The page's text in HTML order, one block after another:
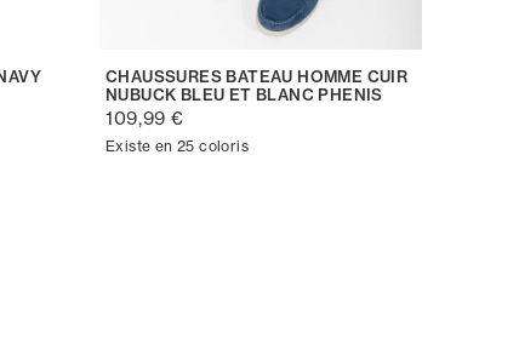
CHAUSSURES BATEAU HOMME CUIR
NUBUCK BLEU ET BLANC PHENIS
109,99 €
Existe en 25 coloris